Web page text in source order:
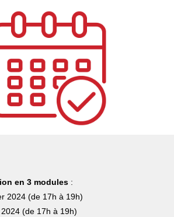
en 3 modules :
2024 (de 17h à 19h)
(de 17h à 19h)